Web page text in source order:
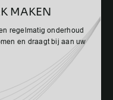
MAKEN
regelmatig onderhoud
en draagt bij aan uw